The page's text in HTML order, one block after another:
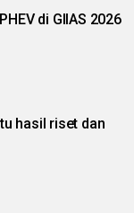
di GIIAS 2026
hasil riset dan